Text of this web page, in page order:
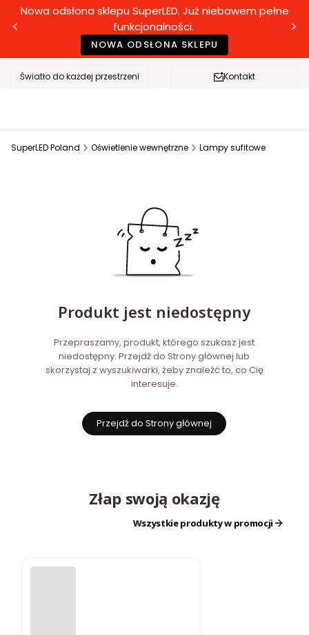
Nowa odsłona sklepu SuperLED. Już niebawem pełne
funkcjonalności.
NOWA ODSŁONA SKLEPU
Światło do każdej przestrzeni Kontakt
SuperLED Poland Oświetlenie wewnętrzne Lampy sufitowe
Produkt jest niedostępny
Przepraszamy, produkt, którego szukasz jest
niedostępny. Przejdź do Strony głównej lub
skorzystaj z wyszukiwarki, żeby znaleźć to, co Cię
interesuje.
Przejdź do Strony głównej
Złap swoją okazję
Wszystkie produkty w promocji